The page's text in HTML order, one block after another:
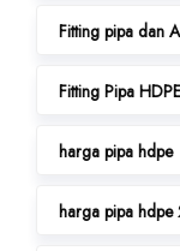
Fitting pipa dan
Fitting Pipa HDPE
harga pipa hdpe
harga pipa hdpe